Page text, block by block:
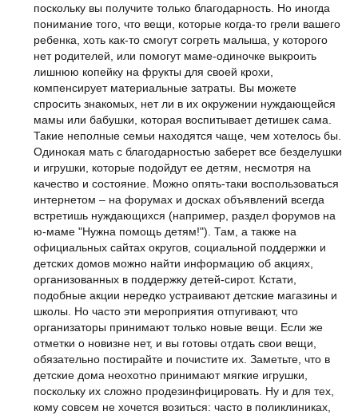
поскольку вы получите только благодарность. Но иногда
понимание того, что вещи, которые когда-то грели вашего
ребенка, хоть как-то смогут согреть малыша, у которого
нет родителей, или помогут маме-одиночке выкроить
лишнюю копейку на фрукты для своей крохи,
компенсирует материальные затраты. Вы можете
спросить знакомых, нет ли в их окружении нуждающейся
мамы или бабушки, которая воспитывает детишек сама.
Такие неполные семьи находятся чаще, чем хотелось бы.
Одинокая мать с благодарностью заберет все безделушки
и игрушки, которые подойдут ее детям, несмотря на
качество и состояние. Можно опять-таки воспользоваться
интернетом – на форумах и досках объявлений всегда
встретишь нуждающихся (например, раздел форумов на
ю-маме "Нужна помощь детям!"). Там, а также на
официальных сайтах округов, социальной поддержки и
детских домов можно найти информацию об акциях,
организованных в поддержку детей-сирот. Кстати,
подобные акции нередко устраивают детские магазины и
школы. Но часто эти мероприятия отпугивают, что
организаторы принимают только новые вещи. Если же
отметки о новизне нет, и вы готовы отдать свои вещи,
обязательно постирайте и почистите их. Заметьте, что в
детские дома неохотно принимают мягкие игрушки,
поскольку их сложно продезинфицировать. Ну и для тех,
кому совсем не хочется возиться: часто в поликлиниках,